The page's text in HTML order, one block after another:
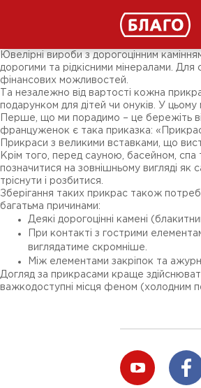
Підписники соц-мереж
Ювелірні вироби з дорогоцінним
дорогими та рідкісними мінералами.
фінансових можливостей.
Та незалежно від вартості кожна
подарунком для дітей чи онуків. У
Перше, що ми порадимо – це бережіть
француженок є така приказка:
Прикраси з великими вставками, що
Крім того, перед сауною, басейном,
позначитися на зовнішньому вигляді як
тріснути і розбитися.
Зберігання таких прикрас також
багатьма причинами:
Деякі дорогоцінні камені
При контакті з гострими
виглядатиме скромніше.
Між елементами закріпок та
Догляд за прикрасами краще
важкодоступні місця феном (холодним